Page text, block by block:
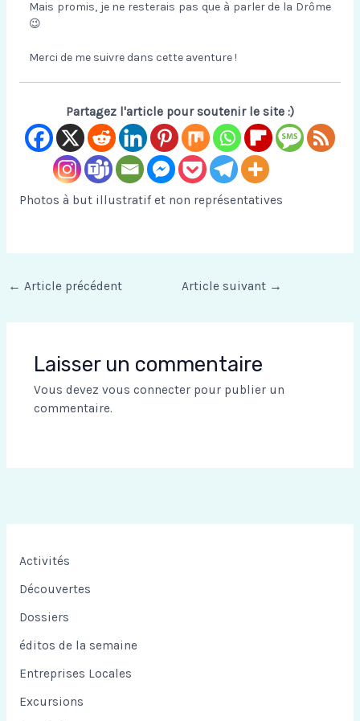
Mais promis, je ne resterais pas que à parler de la Drôme
😉
Merci de me suivre dans cette aventure !
Partagez l'article pour soutenir le site :)
Photos à but illustratif et non représentatives
← Article précédent Article suivant →
Laisser un commentaire
Vous devez vous connecterpour publier un
commentaire.
Activités
Découvertes
Dossiers
éditos de la semaine
Entreprises Locales
Excursions